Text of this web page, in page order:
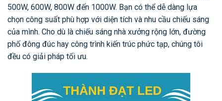
500W, 600W, 800W đến 1000W. Bạn có thể dễ dàng lựa
chọn công suất phù hợp với diện tích và nhu cầu chiếu sáng
của mình. Cho dù là chiếu sáng nhà xưởng rộng lớn, đường
phố đông đúc hay công trình kiến trúc phức tạp, chúng tôi
đều có giải pháp tối ưu.